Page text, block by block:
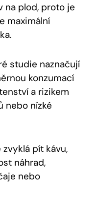
⁢na plod, proto ​je
⁤maximální
studie naznačují
konzumací
⁢a rizikem
​nebo nízké
zvyklá pít‍ kávu,
náhrad,‌
nebo